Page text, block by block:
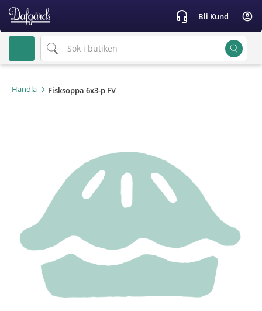
text.skipToContent
text.skipToNavigation
headset_mic Bli Kund account_circle
Handla Fisksoppa 6x3-p FV